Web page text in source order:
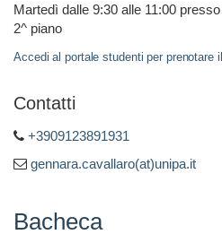
Martedì dalle 9:30 alle 11:00
2^ piano
Accedi al portale studenti per prenotare
Contatti
+3909123891931
gennara.cavallaro(at)unipa.it
Bacheca